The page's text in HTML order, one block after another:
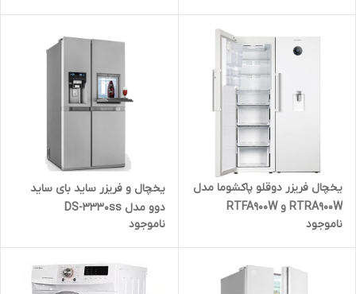
یخچال فریزر دوقلو پاکشوما مدل
RTRA900W و RTFA900W
ناموجود
یخچال و فریزر ساید بای ساید
دوو مدل DS-3330ss
ناموجود